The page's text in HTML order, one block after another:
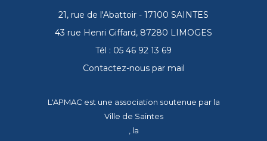
21, rue de l'Abattoir - 17100 SAINTES
43 rue Henri Giffard, 87280 LIMOGES
Tél : 05 46 92 13 69
Contactez-nous par mail
L'APMAC est une association soutenue par la
Ville de Saintes
, la